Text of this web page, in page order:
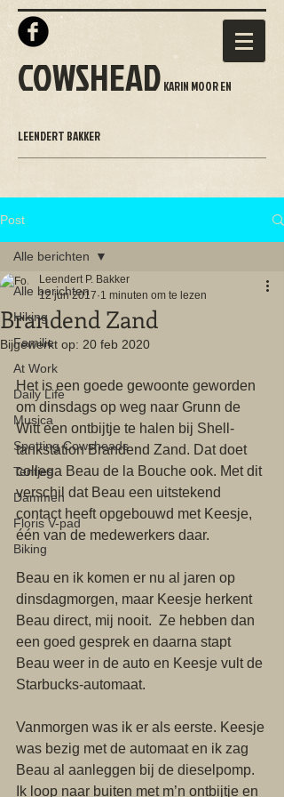
COWSHEAD KARIN MOOR EN
LEENDERT BAKKER
Post
Alle berichten
Hiking
Familie
At Work
Daily Life
Musica
Spotting Cowsheads
Tentjes
Dammen
Floris V-pad
Biking
Alle berichten
Brandend Zand
Leendert P. Bakker
12 jun 2017 1 minuten om te lezen
Bijgewerkt op: 20 feb 2020
Het is een goede gewoonte geworden
om dinsdags op weg naar Grunn de
Witt een ontbijtje te halen bij Shell-
tankstation Brandend Zand. Dat doet
collega Beau de la Bouche ook. Met dit
verschil dat Beau een uitstekend
contact heeft opgebouwd met Keesje,
één van de medewerkers daar.
Beau en ik komen er nu al jaren op
dinsdagmorgen, maar Keesje herkent
Beau direct, mij nooit.  Ze hebben dan
een goed gesprek en daarna stapt
Beau weer in de auto en Keesje vult de
Starbucks-automaat.
Vanmorgen was ik er als eerste. Keesje
was bezig met de automaat en ik zag
Beau al aanleggen bij de dieselpomp.
Ik loop naar buiten met m’n ontbijtje en